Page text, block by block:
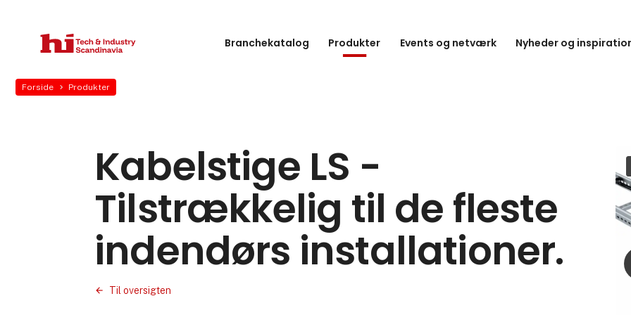
Branchekatalog Produkter Events og netværk Nyheder og
Forside Produkter
Kabelstige LS -
Tilstrækkelig til de fleste
indendørs installationer.
Til oversigten